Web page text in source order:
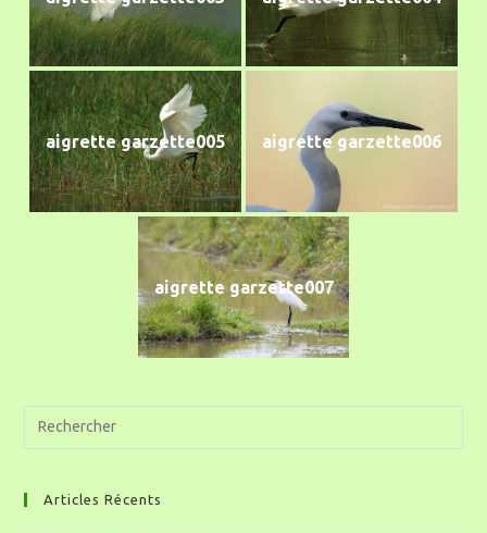
aigrette garzette005 aigrette garzette006
aigrette garzette007
Articles Récents